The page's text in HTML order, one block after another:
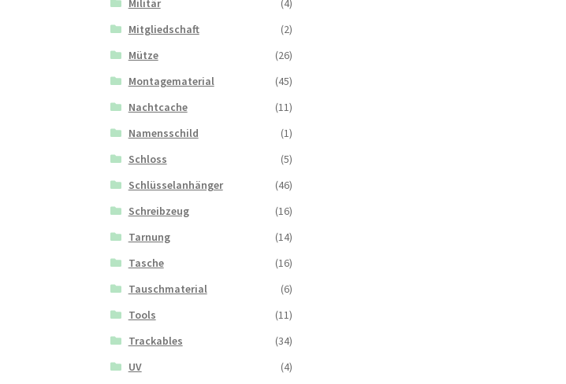
Militär
(4)
Mitgliedschaft
(2)
Mütze
(26)
Montagematerial
(45)
Nachtcache
(11)
Namensschild
(1)
Schloss
(5)
Schlüsselanhänger
(46)
Schreibzeug
(16)
Tarnung
(14)
Tasche
(16)
Tauschmaterial
(6)
Tools
(11)
Trackables
(34)
UV
(4)